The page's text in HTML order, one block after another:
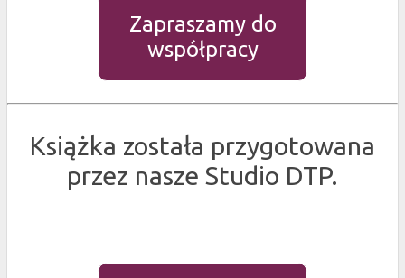
Zapraszamy do
współpracy
Książka została przygotowana
przez nasze Studio DTP.